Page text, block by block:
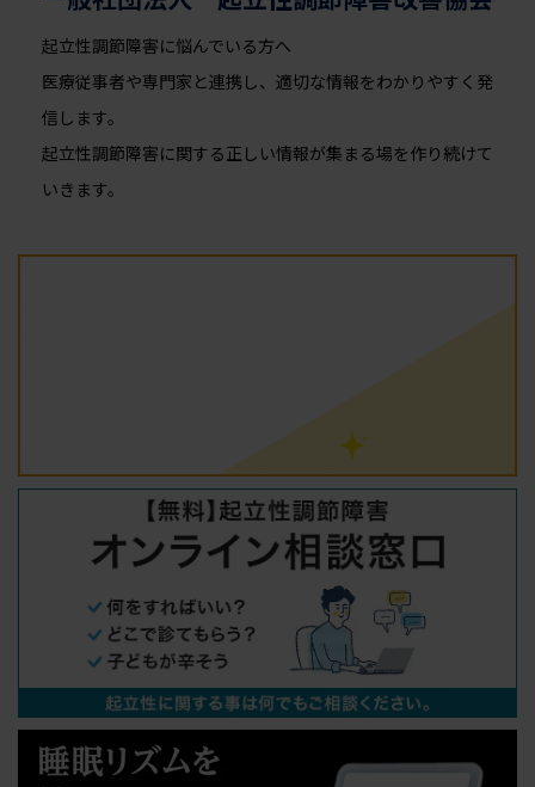
起立性調節障害に悩んでいる方へ
医療従事者や専門家と連携し、適切な情報をわかりやすく発
信します。
起立性調節障害に関する正しい情報が集まる場を作り続けて
いきます。